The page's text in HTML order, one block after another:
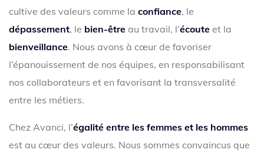
cultive des valeurs comme la confiance, le
dépassement, le bien-être au travail, l’écoute et la
bienveillance. Nous avons à cœur de favoriser
l’épanouissement de nos équipes, en responsabilisant
nos collaborateurs et en favorisant la transversalité
entre les métiers.
Chez Avanci, l’égalité entre les femmes et les hommes
est au cœur des valeurs. Nous sommes convaincus que